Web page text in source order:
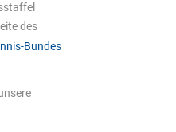
des
Bundes